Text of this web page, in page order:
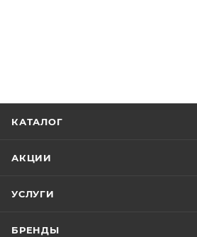
КАТАЛОГ
АКЦИИ
УСЛУГИ
БРЕНДЫ